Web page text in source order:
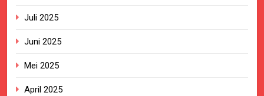
Juli 2025
Juni 2025
Mei 2025
April 2025